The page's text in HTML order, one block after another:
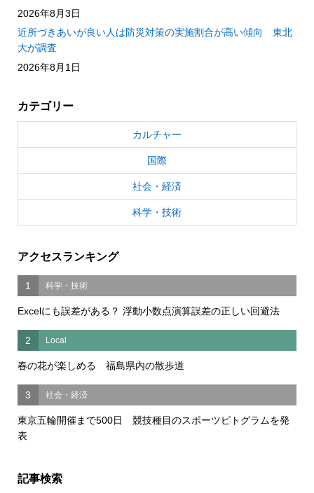
2026年8月3日
近所づきあいが良い人は防災対策の実施割合が高い傾向 東北
大が調査
2026年8月1日
カテゴリー
カルチャー
国際
社会・経済
科学・技術
アクセスランキング
1 科学・技術
Excelにも誤差がある？ 浮動小数点演算誤差の正しい回避法
2 Local
春の花が楽しめる 福島県内の散歩道
3 社会・経済
東京五輪開催まで500日 競技種目のスポーツピトグラムを発
表
記事検索